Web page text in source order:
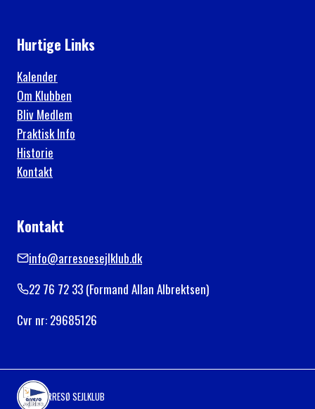
Hurtige Links
Kalender
Om Klubben
Bliv Medlem
Praktisk Info
Historie
Kontakt
Kontakt
info@arresoesejlklub.dk
22 76 72 33 (Formand Allan Albrektsen)
Cvr nr: 29685126
ARRESØ SEJLKLUB